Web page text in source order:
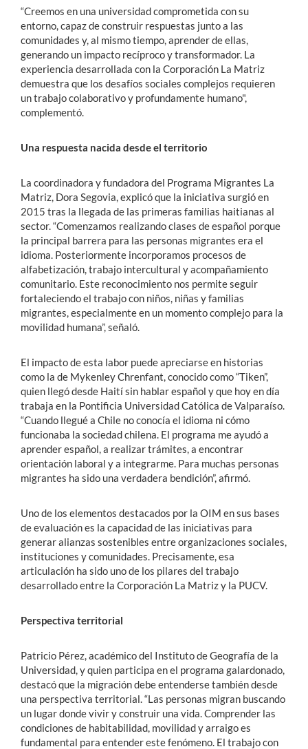
“Creemos en una universidad comprometida con su
entorno, capaz de construir respuestas junto a las
comunidades y, al mismo tiempo, aprender de ellas,
generando un impacto recíproco y transformador. La
experiencia desarrollada con la Corporación La Matriz
demuestra que los desafíos sociales complejos requieren
un trabajo colaborativo y profundamente humano",
complementó.
Una respuesta nacida desde el territorio
La coordinadora y fundadora del Programa Migrantes La
Matriz, Dora Segovia, explicó que la iniciativa surgió en
2015 tras la llegada de las primeras familias haitianas al
sector. “Comenzamos realizando clases de español porque
la principal barrera para las personas migrantes era el
idioma. Posteriormente incorporamos procesos de
alfabetización, trabajo intercultural y acompañamiento
comunitario. Este reconocimiento nos permite seguir
fortaleciendo el trabajo con niños, niñas y familias
migrantes, especialmente en un momento complejo para la
movilidad humana”, señaló.
El impacto de esta labor puede apreciarse en historias
como la de Mykenley Chrenfant, conocido como “Tiken”,
quien llegó desde Haití sin hablar español y que hoy en día
trabaja en la Pontificia Universidad Católica de Valparaíso.
“Cuando llegué a Chile no conocía el idioma ni cómo
funcionaba la sociedad chilena. El programa me ayudó a
aprender español, a realizar trámites, a encontrar
orientación laboral y a integrarme. Para muchas personas
migrantes ha sido una verdadera bendición”, afirmó.
Uno de los elementos destacados por la OIM en sus bases
de evaluación es la capacidad de las iniciativas para
generar alianzas sostenibles entre organizaciones sociales,
instituciones y comunidades. Precisamente, esa
articulación ha sido uno de los pilares del trabajo
desarrollado entre la Corporación La Matriz y la PUCV.
Perspectiva territorial
Patricio Pérez, académico del Instituto de Geografía de la
Universidad, y quien participa en el programa galardonado,
destacó que la migración debe entenderse también desde
una perspectiva territorial. “Las personas migran buscando
un lugar donde vivir y construir una vida. Comprender las
condiciones de habitabilidad, movilidad y arraigo es
fundamental para entender este fenómeno. El trabajo con